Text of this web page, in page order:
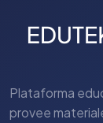
Plataforma
provee